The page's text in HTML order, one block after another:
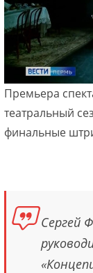
Премьера
театральный
финальные
Сергей